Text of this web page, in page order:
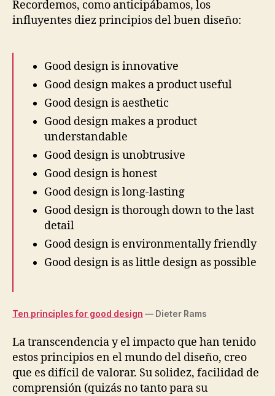
Recordemos, como anticipábamos, los
influyentes diez principios del buen diseño:
Good design is innovative
Good design makes a product useful
Good design is aesthetic
Good design makes a product
understandable
Good design is unobtrusive
Good design is honest
Good design is long-lasting
Good design is thorough down to the last
detail
Good design is environmentally friendly
Good design is as little design as possible
Ten principles for good design — Dieter Rams
La transcendencia y el impacto que han tenido
estos principios en el mundo del diseño, creo
que es difícil de valorar. Su solidez, facilidad de
comprensión (quizás no tanto para su